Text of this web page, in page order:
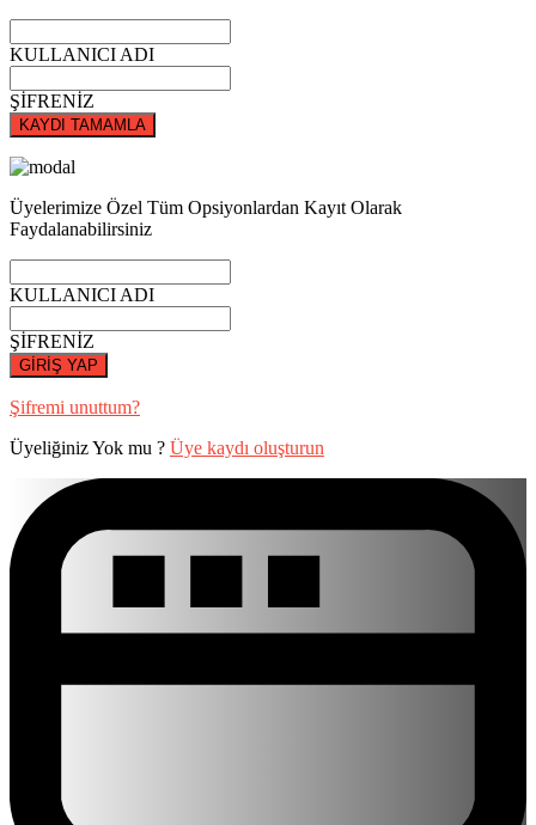
KULLANICI ADI
ŞİFRENİZ
KAYDI TAMAMLA
Üyelerimize Özel Tüm Opsiyonlardan Kayıt Olarak
Faydalanabilirsiniz
KULLANICI ADI
ŞİFRENİZ
GİRİŞ YAP
Şifremi unuttum?
Üyeliğiniz Yok mu ? Üye kaydı oluşturun